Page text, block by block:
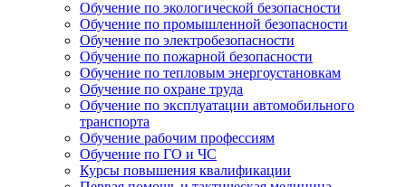
Обучение по экологической безопасности
Обучение по промышленной безопасности
Обучение по электробезопасности
Обучение по пожарной безопасности
Обучение по тепловым энергоустановкам
Обучение по охране труда
Обучение по эксплуатации автомобильного
транспорта
Обучение рабочим профессиям
Обучение по ГО и ЧС
Курсы повышения квалификации